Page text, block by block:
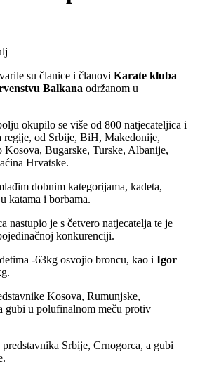
su članice i članovi Karate kluba
Balkana održanom u
okupilo se više od 800 natjecateljica i
regije, od Srbije, BiH, Makedonije,
Kosova, Bugarske, Turske, Albanije,
Hrvatske.
dobnim kategorijama, kadeta,
katama i borbama.
nastupio je s četvero natjecatelja te je
konkurenciji.
-63kg osvojio broncu, kao i Igor
Kosova, Rumunjske,
gubi u polufinalnom meču protiv
Srbije, Crnogorca, a gubi